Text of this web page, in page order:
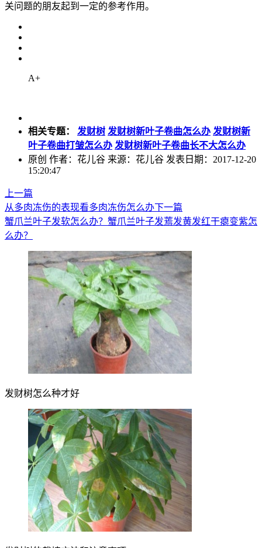
关问题的朋友起到一定的参考作用。
A+
相关专题： 发财树 发财树新叶子卷曲怎么办 发财树新
叶子卷曲打皱怎么办 发财树新叶子卷曲长不大怎么办
原创 作者：花儿谷 来源：花儿谷 发表日期：2017-12-20
15:20:47
上一篇
从多肉冻伤的表现看多肉冻伤怎么办下一篇
蟹爪兰叶子发软怎么办？蟹爪兰叶子发蔫发黄发红干瘪变紫怎
么办？
发财树怎么种才好